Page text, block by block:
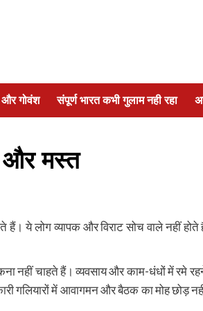
और गोवंश संपूर्ण भारत कभी गुलाम नही रहा
और मस्त
ये लोग व्यापक और विराट सोच वाले नहीं होते
नहीं चाहते हैं। व्यवसाय और काम-धंधों में रमे
गलियारों में आवागमन और बैठक का मोह छोड़